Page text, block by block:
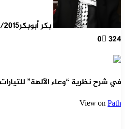
بكر أبوبكر
0 324
في شرح نظرية “وعاء الآلهة”
View onPath